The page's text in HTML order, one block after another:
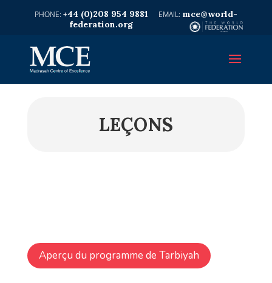
+44 (0)208 954 9881
mce@world-
federation.org
LEÇONS
Aperçu du programme de Tarbiyah